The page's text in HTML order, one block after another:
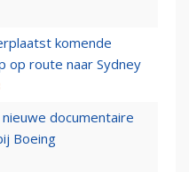
komende
op route naar Sydney
documentaire
Boeing